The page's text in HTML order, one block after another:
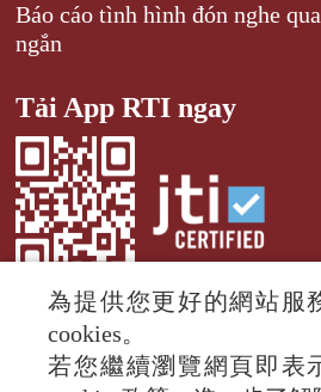
Báo cáo tình hình đón nghe
ngắn
Tải App RTI ngay
© 2024 RTI (Radio Taiwan
為提供您更好的網站服
cookies。
若您繼續瀏覽網頁即表